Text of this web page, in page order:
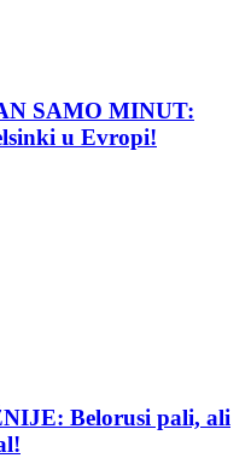
SAMO MINUT:
u Evropi!
Belorusi pali, ali